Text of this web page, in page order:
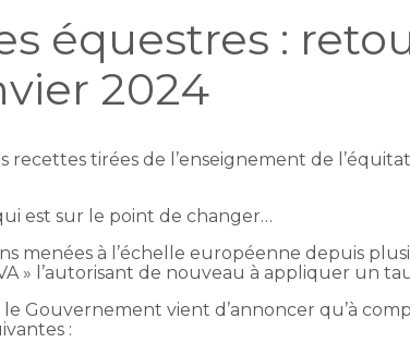
équestres :
2024
recettes tirées de l’enseignement de
est sur le point de changer…
menées à l’échelle européenne depuis
» l’autorisant de nouveau à appliquer un
le Gouvernement vient d’annoncer qu’à
: